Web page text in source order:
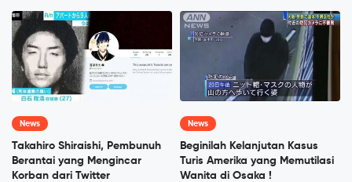
News
Takahiro Shiraishi, Pembunuh
Berantai yang Mengincar
Korban dari Twitter
News
Beginilah Kelanjutan Kasus
Turis Amerika yang Memutilasi
Wanita di Osaka !